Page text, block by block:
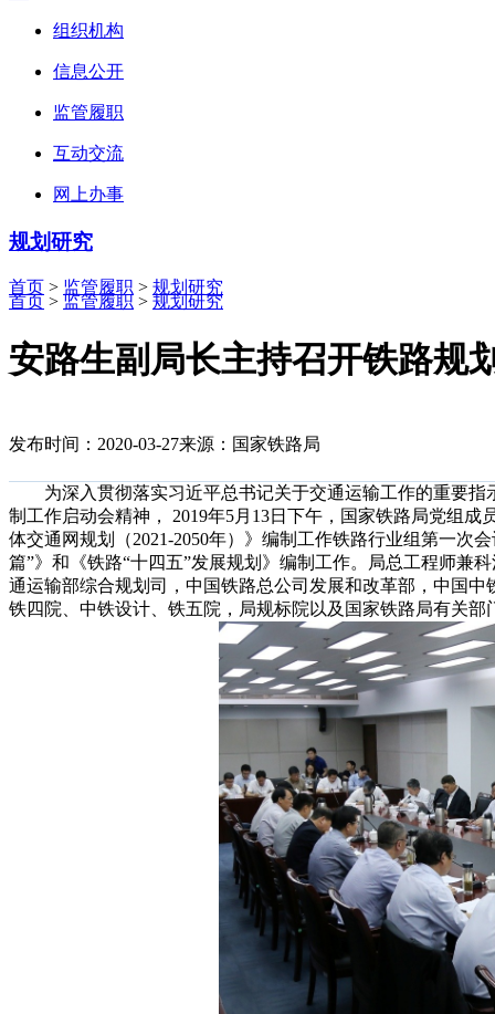
组织机构
信息公开
监管履职
互动交流
网上办事
规划研究
首页 > 监管履职 > 规划研究
首页 > 监管履职 > 规划研究
安路生副局长主持召开铁路规
发布时间：2020-03-27来源：国家铁路局
为深入贯彻落实习近平总书记关于交通运输工作的重要指
制工作启动会精神， 2019年5月13日下午，国家铁路局党组
体交通网规划（2021-2050年）》编制工作铁路行业组第一次
篇”》和《铁路“十四五”发展规划》编制工作。局总工程师兼
通运输部综合规划司，中国铁路总公司发展和改革部，中国
铁四院、中铁设计、铁五院，局规标院以及国家铁路局有关部